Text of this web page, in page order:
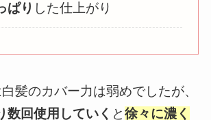
ぱり した仕上がり
髪のカバー力は弱めでしたが、
数回使用していく と徐々に濃く